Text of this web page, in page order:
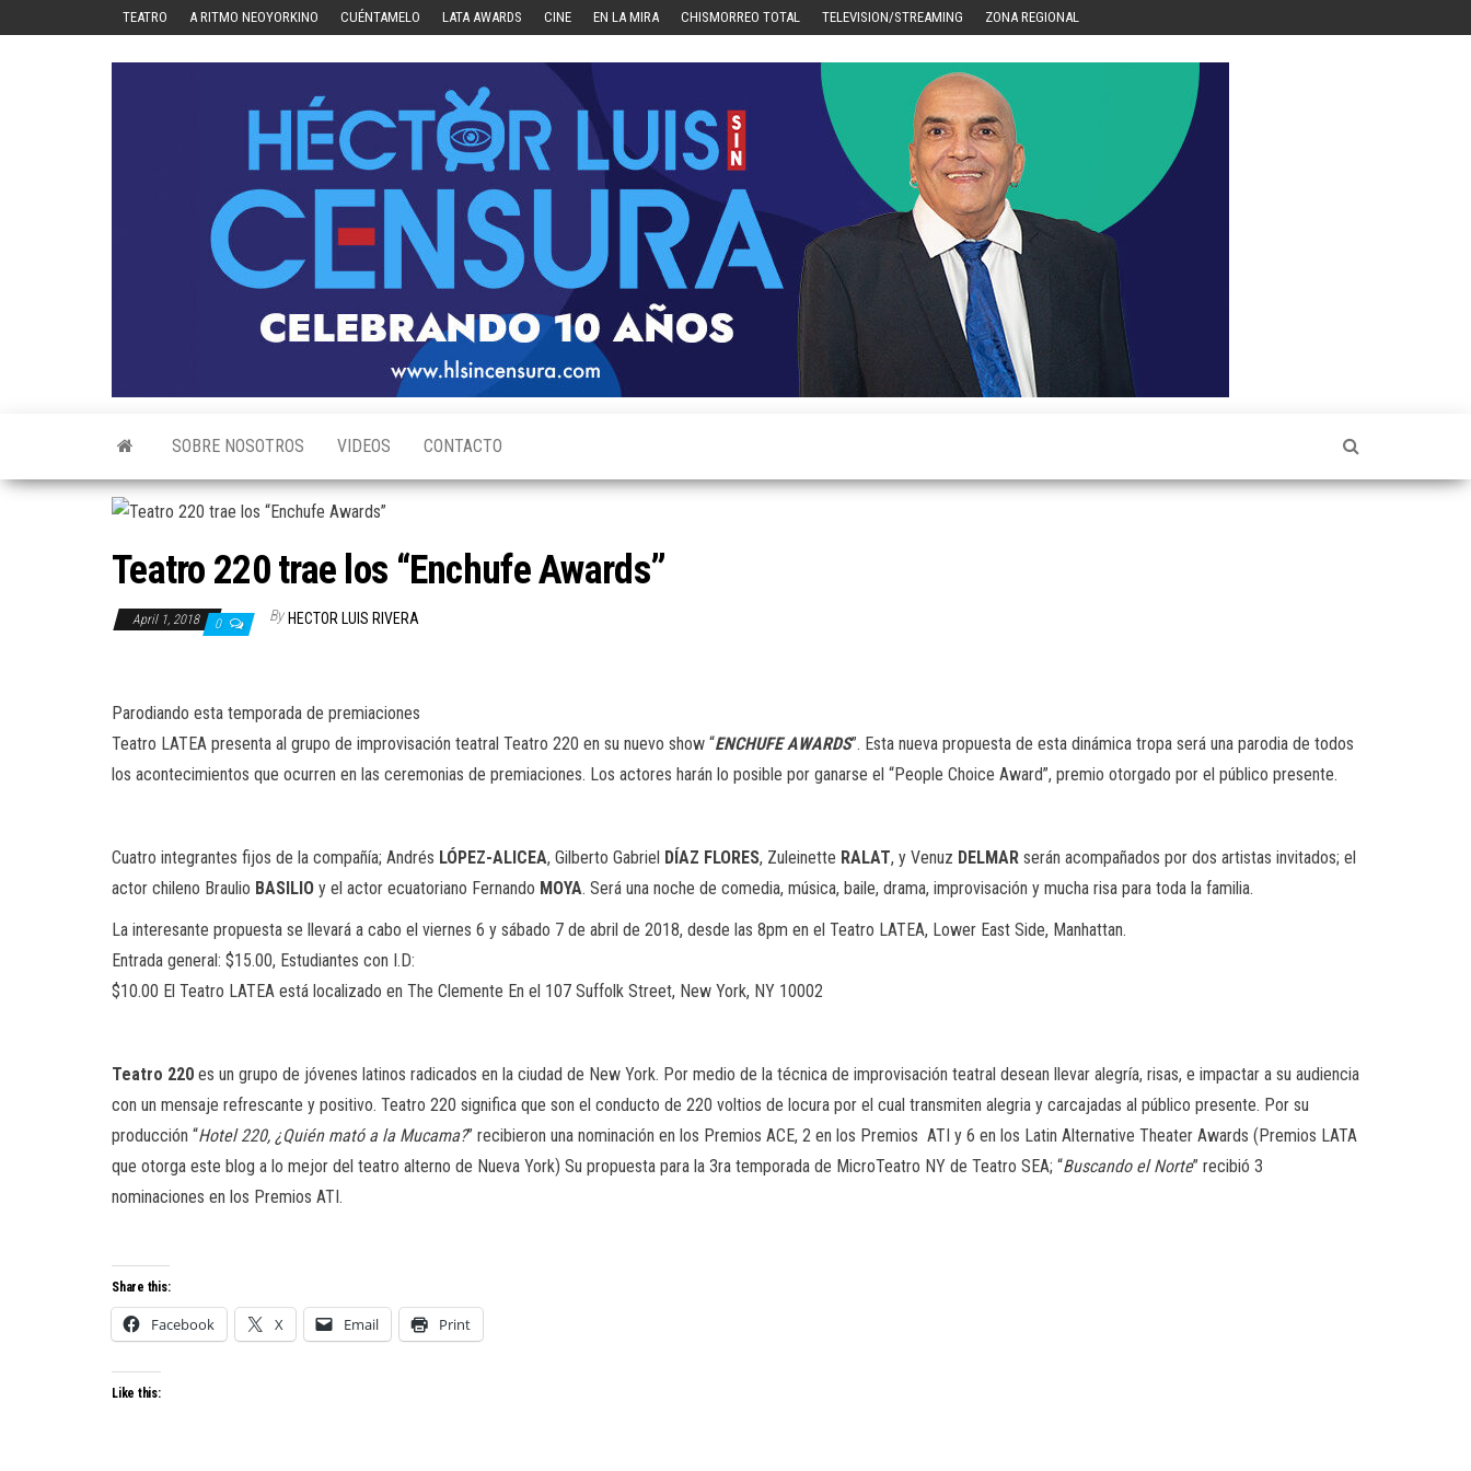
TEATRO A RITMO NEOYORKINO CUÉNTAMELO LATA AWARDS CINE EN LA MIRA CHISMORREO TOTAL TELEVISION/STREAMING ZONA REGIONAL
SOBRE NOSOTROS VIDEOS CONTACTO
Teatro 220 trae los “Enchufe Awards”
April 1, 2018 0 By HECTOR LUIS RIVERA
Parodiando esta temporada de premiaciones
Teatro LATEA presenta al grupo de improvisación teatral Teatro 220 en su nuevo show “ENCHUFEAWARDS”. Esta nueva propuesta de esta dinámica tropa será una parodia de todos
los acontecimientos que ocurren en las ceremonias de premiaciones. Los actores harán lo posible por ganarse el “People Choice Award”, premio otorgado por el público presente.
Cuatro integrantes fijos de la compañía; Andrés LÓPEZ-ALICEA, Gilberto Gabriel DÍAZ FLORES, Zuleinette RALAT, y Venuz DELMAR serán acompañados por dos artistas invitados; el
actor chileno Braulio BASILIO y el actor ecuatoriano Fernando MOYA. Será una noche de comedia, música, baile, drama, improvisación y mucha risa para toda la familia.
La interesante propuesta se llevará a cabo el viernes 6 y sábado 7 de abril de 2018, desde las 8pm en el Teatro LATEA, Lower East Side, Manhattan.
Entrada general: $15.00, Estudiantes con I.D:
$10.00 El Teatro LATEA está localizado en The Clemente En el 107 Suffolk Street, New York, NY 10002
Teatro 220 es un grupo de jóvenes latinos radicados en la ciudad de New York. Por medio de la técnica de improvisación teatral desean llevar alegría, risas, e impactar a su audiencia
con un mensaje refrescante y positivo. Teatro 220 significa que son el conducto de 220 voltios de locura por el cual transmiten alegria y carcajadas al público presente. Por su
producción “Hotel 220, ¿Quién mató a la Mucama?” recibieron una nominación en los Premios ACE, 2 en los Premios ATI y 6 en los Latin Alternative Theater Awards (Premios LATA
que otorga este blog a lo mejor del teatro alterno de Nueva York) Su propuesta para la 3ra temporada de MicroTeatro NY de Teatro SEA; “Buscando el Norte” recibió 3
nominaciones en los Premios ATI.
Share this:
Facebook X Email Print
Like this: